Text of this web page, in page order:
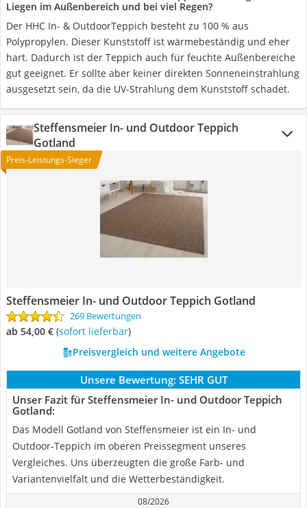
Liegen im Außenbereich und bei viel Regen?
Der HHC In- & OutdoorTeppich besteht zu 100 % aus
Polypropylen. Dieser Kunststoff ist wärmebeständig und eher
hart. Dadurch ist der Teppich auch für feuchte Außenbereiche
gut geeignet. Er sollte aber keiner direkten Sonneneinstrahlung
ausgesetzt sein, da die UV-Strahlung dem Kunststoff schadet.
Steffensmeier In- und Outdoor Teppich
Gotland
Preis-Leistungs-Sieger
Steffensmeier In- und Outdoor Teppich Gotland
269 Bewertungen
ab 54,00 € ( Sofort lieferbar)
Preisvergleich und weitere Angebote
Unsere Bewertung: SEHR GUT
Unser Fazit für Steffensmeier In- und Outdoor Teppich
Gotland:
Das Modell Gotland von Steffensmeier ist ein In- und
Outdoor-Teppich im oberen Preissegment unseres
Vergleiches. Uns überzeugten die große Farb- und
Variantenvielfalt und die Wetterbeständigkeit.
08/2026